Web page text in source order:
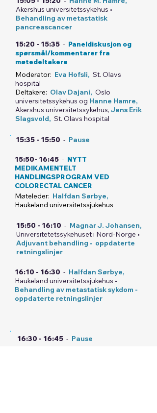
15:20 - 15:35 - Paneldiskusjon og
spørsmål/kommentarer fra
møtedeltakere
Moderator: Eva Hofsli, St. Olavs
hospital
Deltakere: Olav Dajani, Oslo
universitetssykehus og Hanne Hamre,
Akershus universitetssykehus, Jens Erik
Slagsvold, St. Olavs hospital
Akershus universitetssykehus •
Behandling av metastatisk
pancreascancer
15:35 - 15:50 - Pause
15:50- 16:45 - NYTT
MEDIKAMENTELT
HANDLINGSPROGRAM VED
COLORECTAL CANCER
Møteleder: Halfdan Sørbye,
Haukeland universitetssjukehus
15:50 - 16:10 - Magnar J. Johansen,
Universitetetssykehuset i Nord-Norge •
Adjuvant behandling • oppdaterte
retningslinjer
16:10 - 16:30 - Halfdan Sørbye,
Haukeland universitetssjukehus •
Behandling av metastatisk sykdom -
oppdaterte retningslinjer
16:30 - 16:45 - Pause